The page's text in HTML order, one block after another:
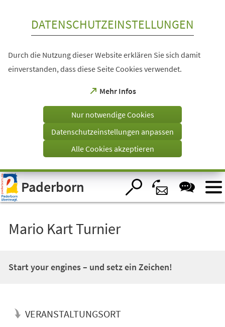
Visuelle
Assistenzsoftware
öffnen.
DATENSCHUTZEINSTELLUNGEN
Durch die Nutzung dieser Website erklären Sie sich damit
einverstanden, dass diese Seite Cookies verwendet.
Mehr Infos
(Öffnet
einem
Tab)
Nur notwendige Cookies
Datenschutzeinstellungen anpassen
Alle Cookies akzeptieren
Paderborn
Mario Kart Turnier
Start your engines – und setz ein Zeichen!
VERANSTALTUNGSORT